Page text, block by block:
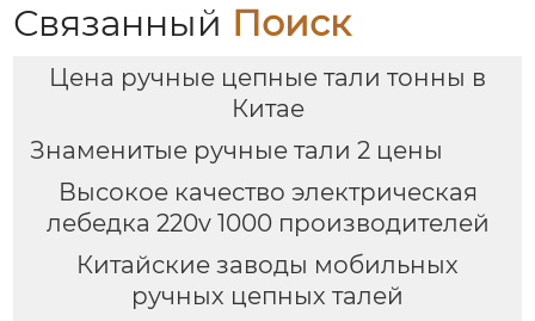
Связанный Поиск
Цена ручные цепные тали тонны в
Китае
Знаменитые ручные тали 2 цены
Высокое качество электрическая
лебедка 220v 1000 производителей
Китайские заводы мобильных
ручных цепных талей